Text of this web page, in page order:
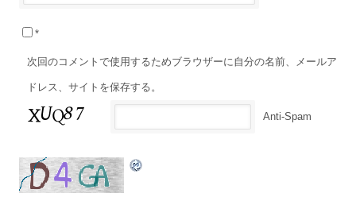
次回のコメントで使用するためブラウザーに自分の名前、メールア
ドレス、サイトを保存する。
Anti-Spam
*